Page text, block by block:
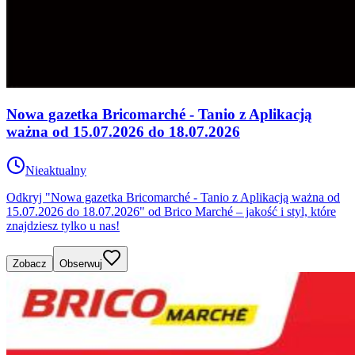
Nowa gazetka Bricomarché - Tanio z Aplikacją
ważna od 15.07.2026 do 18.07.2026
Nieaktualny
Odkryj "Nowa gazetka Bricomarché - Tanio z Aplikacją ważna od
15.07.2026 do 18.07.2026" od Brico Marché – jakość i styl, które
znajdziesz tylko u nas!
Zobacz Obserwuj